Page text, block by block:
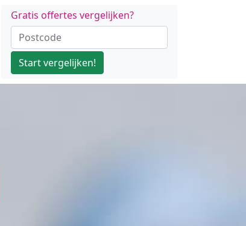
Gratis offertes vergelijken?
Start vergelijken!